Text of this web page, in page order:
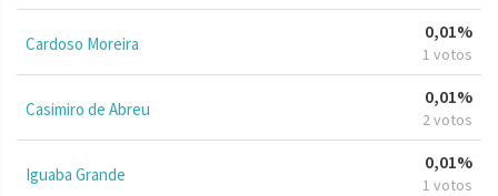
Cardoso Moreira
0,01%
1 votos
Casimiro de Abreu
0,01%
2 votos
Iguaba Grande
0,01%
1 votos